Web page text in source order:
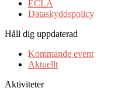
ECLA
Dataskyddspolicy
Håll dig uppdaterad
Kommande event
Aktuellt
Aktiviteter